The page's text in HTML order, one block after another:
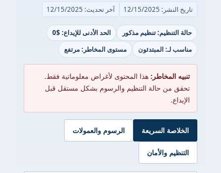
آخر تحديث: 12/15/2025
تنظيم مذكور
الحد الأدنى للإيداع: $0
المبتدئون
مستوى المخاطر: مرتفع
هذا المحتوى لأغراض معلوماتية فقط.
حالة التنظيم والرسوم بشكل مستقل قبل
الرسوم والعمولات